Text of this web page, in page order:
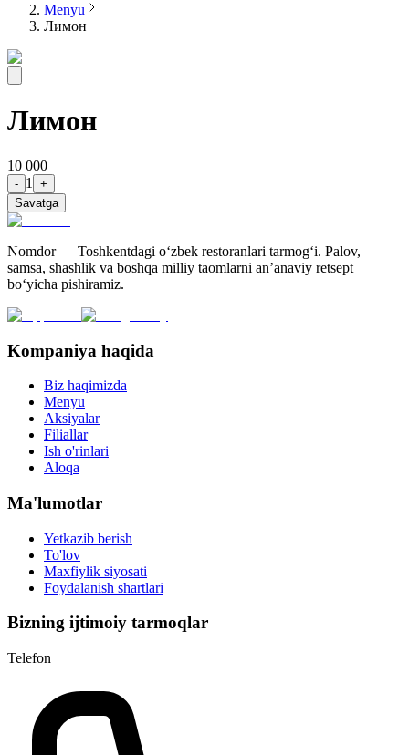
Menyu
Лимон
Лимон
10 000
- 1
+
Savatga
Nomdor — Toshkentdagi oʻzbek restoranlari tarmogʻi. Palov,
samsa, shashlik va boshqa milliy taomlarni an’anaviy retsept
bo‘yicha pishiramiz.
Kompaniya haqida
Biz haqimizda
Menyu
Aksiyalar
Filiallar
Ish o'rinlari
Aloqa
Ma'lumotlar
Yetkazib berish
To'lov
Maxfiylik siyosati
Foydalanish shartlari
Bizning ijtimoiy tarmoqlar
Telefon